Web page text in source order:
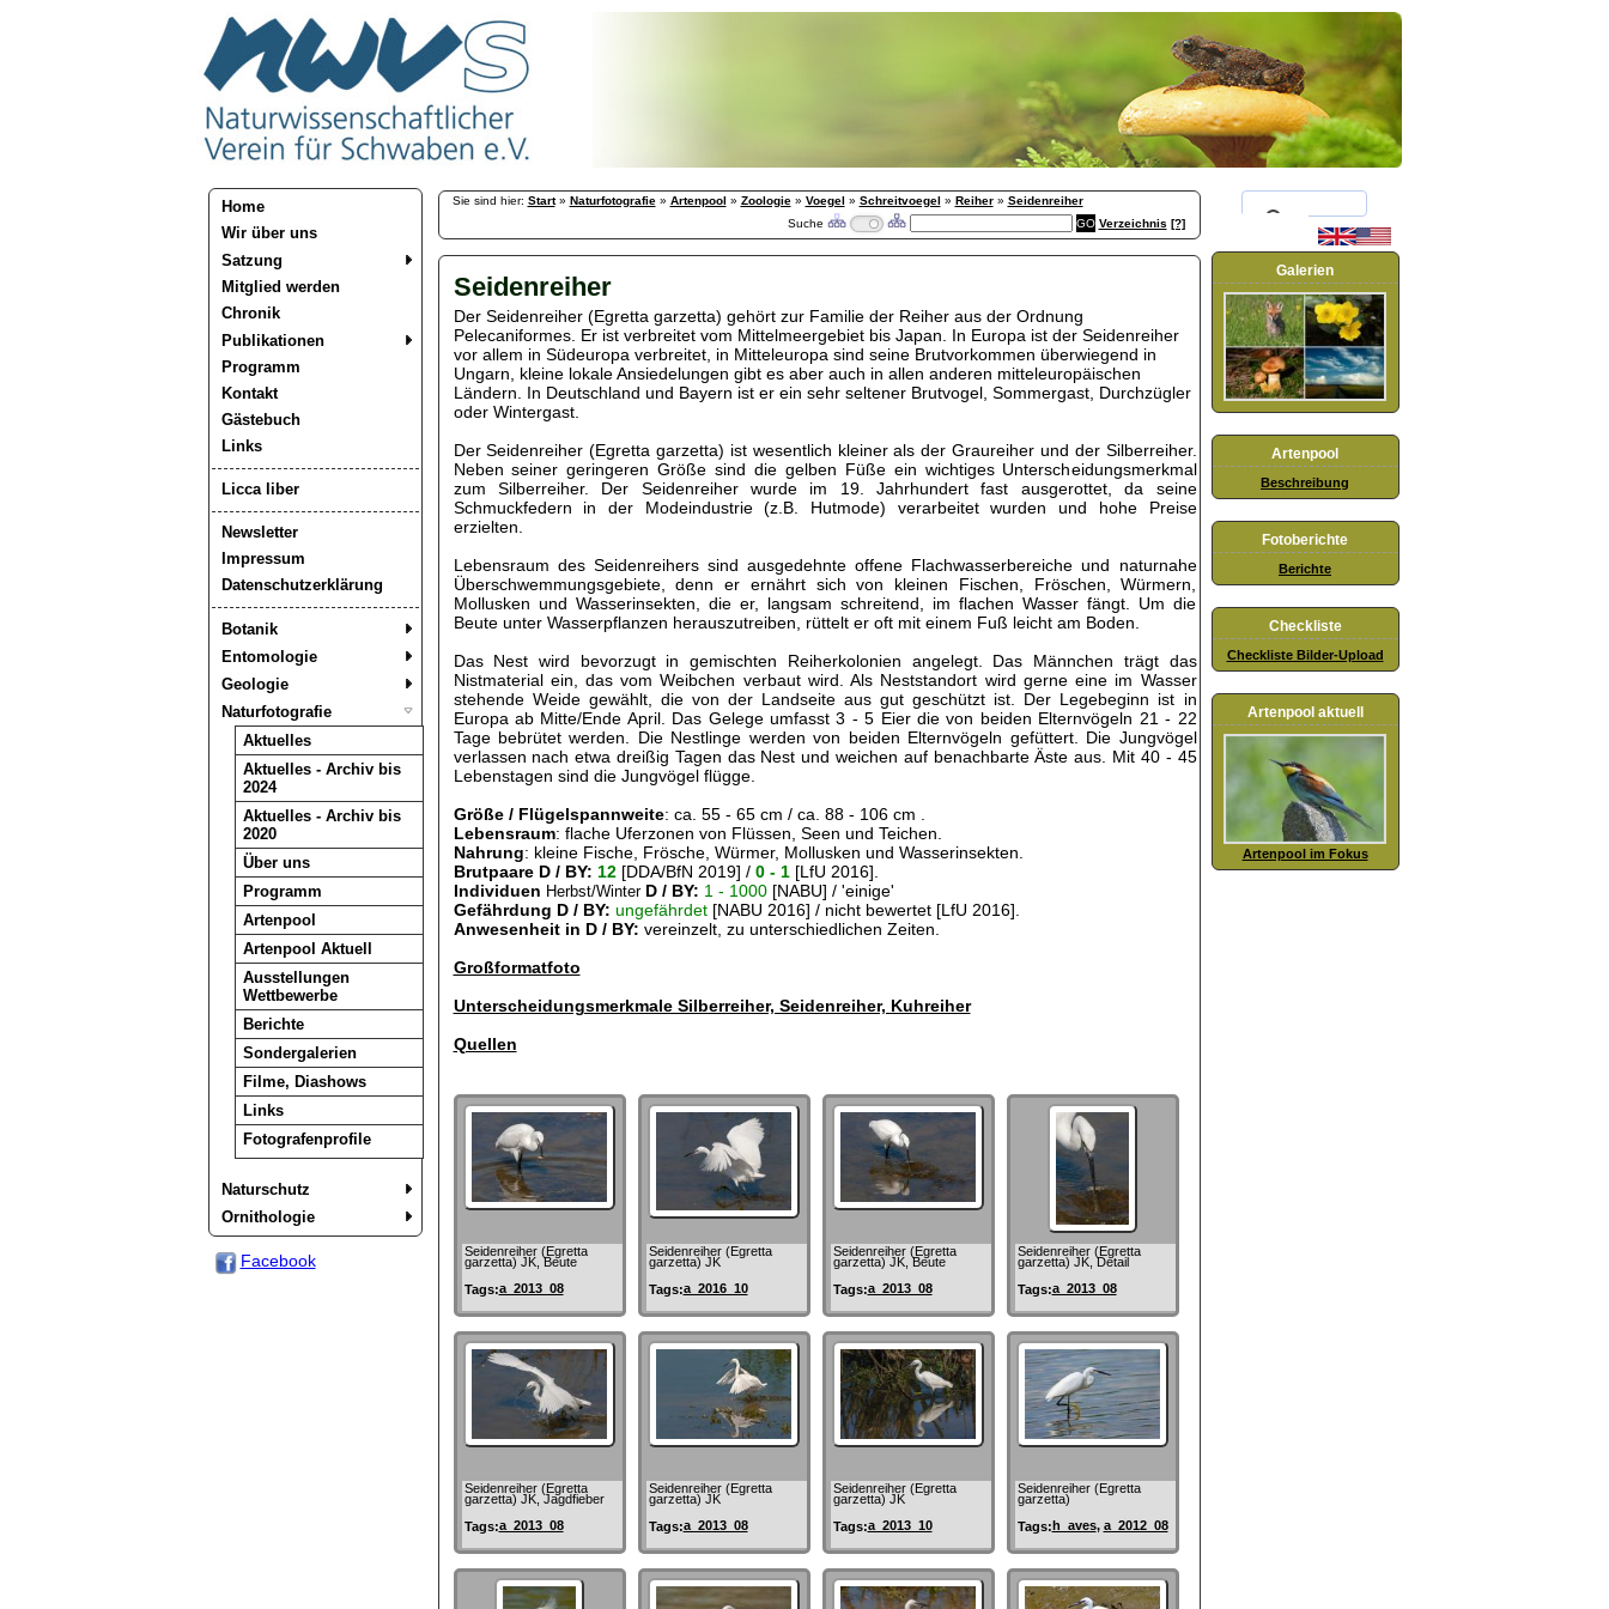
Home
Wir über uns
Satzung
Mitglied werden
Chronik
Publikationen
Programm
Kontakt
Gästebuch
Links
Licca liber
Newsletter
Impressum
Datenschutzerklärung
Botanik
Entomologie
Geologie
Naturfotografie
Aktuelles
Aktuelles - Archiv bis
2024
Aktuelles - Archiv bis
2020
Über uns
Programm
Artenpool
Artenpool Aktuell
Ausstellungen
Wettbewerbe
Berichte
Sondergalerien
Filme, Diashows
Links
Fotografenprofile
Naturschutz
Ornithologie
Facebook
Sie sind hier: Start» Naturfotografie» Artenpool » Zoologie» Voegel » Schreitvoegel » Reiher» Seidenreiher
Suche
Verzeichnis [?]
Seidenreiher
Der Seidenreiher (Egretta garzetta) gehört zur Familie der Reiher aus der Ordnung
Pelecaniformes. Er ist verbreitet vom Mittelmeergebiet bis Japan. In Europa ist der Seidenreiher
vor allem in Südeuropa verbreitet, in Mitteleuropa sind seine Brutvorkommen überwiegend in
Ungarn, kleine lokale Ansiedelungen gibt es aber auch in allen anderen mitteleuropäischen
Ländern. In Deutschland und Bayern ist er ein sehr seltener Brutvogel, Sommergast, Durchzügler
oder Wintergast.
Der Seidenreiher (Egretta garzetta) ist wesentlich kleiner als der Graureiher und der Silberreiher.
Neben seiner geringeren Größe sind die gelben Füße ein wichtiges Unterscheidungsmerkmal
zum Silberreiher. Der Seidenreiher wurde im 19. Jahrhundert fast ausgerottet, da seine
Schmuckfedern in der Modeindustrie (z.B. Hutmode) verarbeitet wurden und hohe Preise
erzielten.
Lebensraum des Seidenreihers sind ausgedehnte offene Flachwasserbereiche und naturnahe
Überschwemmungsgebiete, denn er ernährt sich von kleinen Fischen, Fröschen, Würmern,
Mollusken und Wasserinsekten, die er, langsam schreitend, im flachen Wasser fängt. Um die
Beute unter Wasserpflanzen herauszutreiben, rüttelt er oft mit einem Fuß leicht am Boden.
Das Nest wird bevorzugt in gemischten Reiherkolonien angelegt. Das Männchen trägt das
Nistmaterial ein, das vom Weibchen verbaut wird. Als Neststandort wird gerne eine im Wasser
stehende Weide gewählt, die von der Landseite aus gut geschützt ist. Der Legebeginn ist in
Europa ab Mitte/Ende April. Das Gelege umfasst 3 - 5 Eier die von beiden Elternvögeln 21 - 22
Tage bebrütet werden. Die Nestlinge werden von beiden Elternvögeln gefüttert. Die Jungvögel
verlassen nach etwa dreißig Tagen das Nest und weichen auf benachbarte Äste aus. Mit 40 - 45
Lebenstagen sind die Jungvögel flügge.
Größe / Flügelspannweite: ca. 55 - 65 cm / ca. 88 - 106 cm .
Lebensraum: flache Uferzonen von Flüssen, Seen und Teichen.
Nahrung: kleine Fische, Frösche, Würmer, Mollusken und Wasserinsekten.
Brutpaare D / BY: 12 [DDA/BfN 2019] / 0 - 1 [LfU 2016].
Individuen Herbst/Winter D / BY: 1 - 1000[NABU] / 'einige'
Gefährdung D / BY: ungefährdet [NABU 2016] / nicht bewertet [LfU 2016].
Anwesenheit in D / BY: vereinzelt, zu unterschiedlichen Zeiten.
Großformatfoto
Unterscheidungsmerkmale Silberreiher, Seidenreiher, Kuhreiher
Quellen
Seidenreiher (Egretta
garzetta) JK, Beute
Tags:a_2013_08
Seidenreiher (Egretta
garzetta) JK
Tags:a_2016_10
Seidenreiher (Egretta
garzetta) JK, Beute
Tags:a_2013_08
Seidenreiher (Egretta
garzetta) JK, Detail
Tags:a_2013_08
Seidenreiher (Egretta
garzetta) JK, Jagdfieber
Tags:a_2013_08
Seidenreiher (Egretta
garzetta) JK
Tags:a_2013_08
Seidenreiher (Egretta
garzetta) JK
Tags:a_2013_10
Seidenreiher (Egretta
garzetta)
Tags:h_aves, a_2012_08
Galerien
Artenpool
Beschreibung
Fotoberichte
Berichte
Checkliste
Checkliste Bilder-Upload
Artenpool aktuell
Artenpool im Fokus